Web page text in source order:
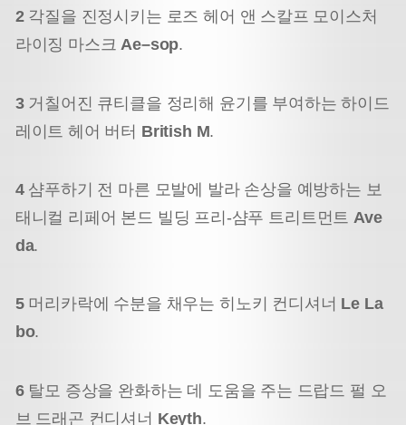
2 각질을 진정시키는 로즈 헤어 앤 스칼프 모이스처
라이징 마스크Ae–sop.
3 거칠어진 큐티클을 정리해 윤기를 부여하는 하이드
레이트 헤어 버터 British M.
4 샴푸하기 전 마른 모발에 발라 손상을 예방하는 보
태니컬 리페어 본드 빌딩 프리-샴푸 트리트먼트Ave
da.
5 머리카락에 수분을 채우는 히노키 컨디셔너 Le La
bo.
6 탈모 증상을 완화하는 데 도움을 주는 드랍드 펄 오
브 드래곤 컨디셔너 Keyth.